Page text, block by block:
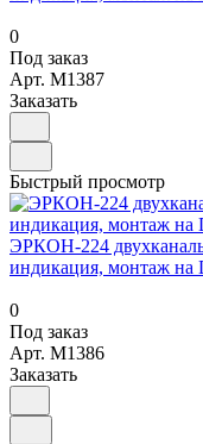
0
Под заказ
Арт. M1387
Заказать
Быстрый просмотр
ЭРКОН-224
индикация, монтаж на
0
Под заказ
Арт. M1386
Заказать